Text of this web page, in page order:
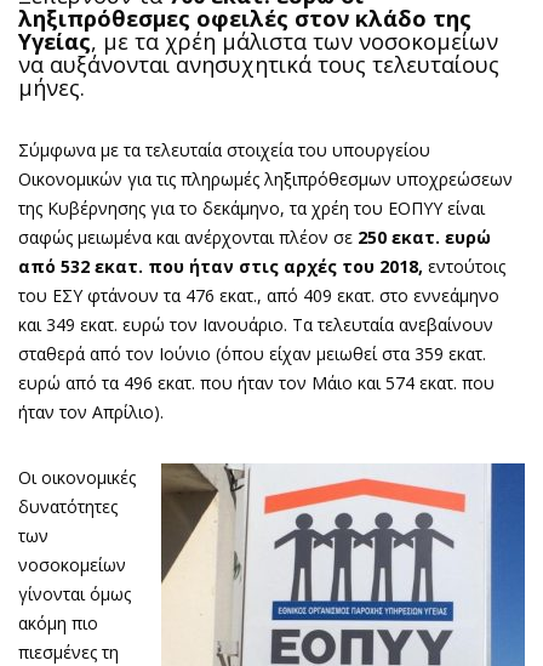
ληξιπρόθεσμες οφειλές στον κλάδο της
Υγείας, με τα χρέη μάλιστα των νοσοκομείων
να αυξάνονται ανησυχητικά τους τελευταίους
μήνες.
Σύμφωνα με τα τελευταία στοιχεία του υπουργείου
Οικονομικών για τις πληρωμές ληξιπρόθεσμων υποχρεώσεων
της Κυβέρνησης για το δεκάμηνο, τα χρέη του ΕΟΠΥΥ είναι
σαφώς μειωμένα και ανέρχονται πλέον σε 250 εκατ. ευρώ
από 532 εκατ. που ήταν στις αρχές του 2018, εντούτοις
του ΕΣΥ φτάνουν τα 476 εκατ., από 409 εκατ. στο εννεάμηνο
και 349 εκατ. ευρώ τον Ιανουάριο. Τα τελευταία ανεβαίνουν
σταθερά από τον Ιούνιο (όπου είχαν μειωθεί στα 359 εκατ.
ευρώ από τα 496 εκατ. που ήταν τον Μάιο και 574 εκατ. που
ήταν τον Απρίλιο).
Οι οικονομικές
δυνατότητες
των
νοσοκομείων
γίνονται όμως
ακόμη πιο
πιεσμένες τη